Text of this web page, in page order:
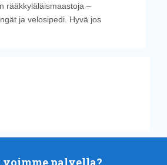
rääkkyläläismaastoja –
ja velosipedi. Hyvä jos
palvella?